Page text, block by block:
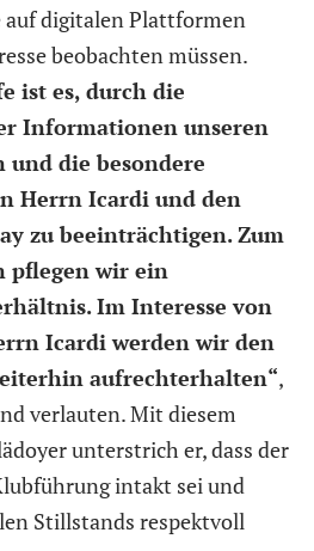
digitalen Plattformen
beobachten müssen.
ist es, durch die
Informationen unseren
und die besondere
Herrn Icardi und den
zu beeinträchtigen. Zum
pflegen wir ein
Im Interesse von
Icardi werden wir den
aufrechterhalten“,
verlauten. Mit diesem
unterstrich er, dass der
intakt sei und
Stillstands respektvoll